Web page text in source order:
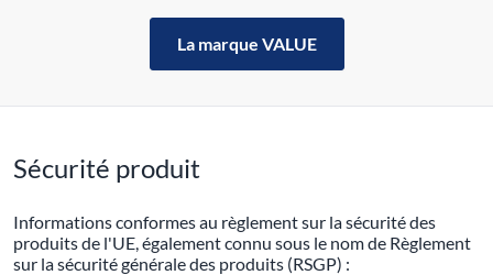
La marque VALUE
Sécurité produit
Informations conformes au règlement sur la sécurité des
produits de l'UE, également connu sous le nom de Règlement
sur la sécurité générale des produits (RSGP) :